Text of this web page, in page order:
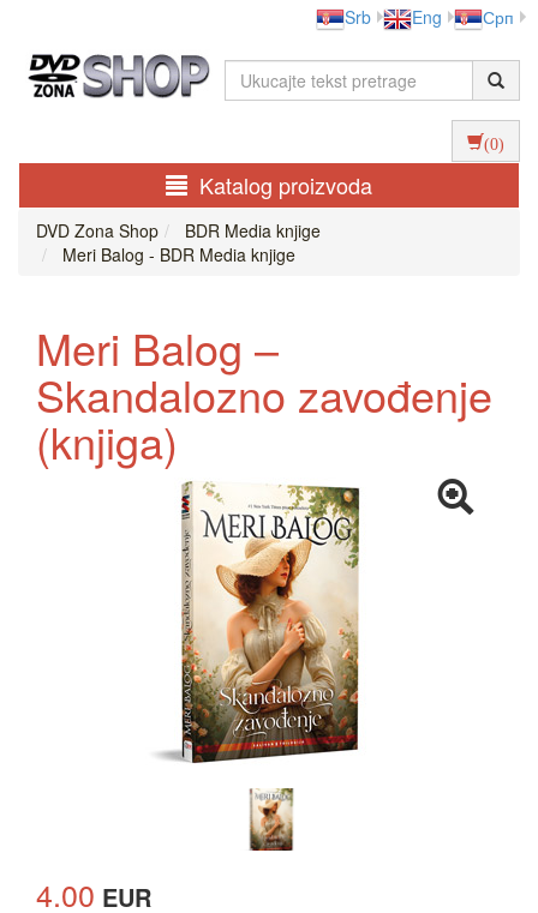
Srb Eng Срп
(0)
Katalog proizvoda
DVD Zona Shop
BDR Media knjige
Meri Balog - BDR Media knjige
Meri Balog –
Skandalozno zavođenje
(knjiga)
4.00 EUR